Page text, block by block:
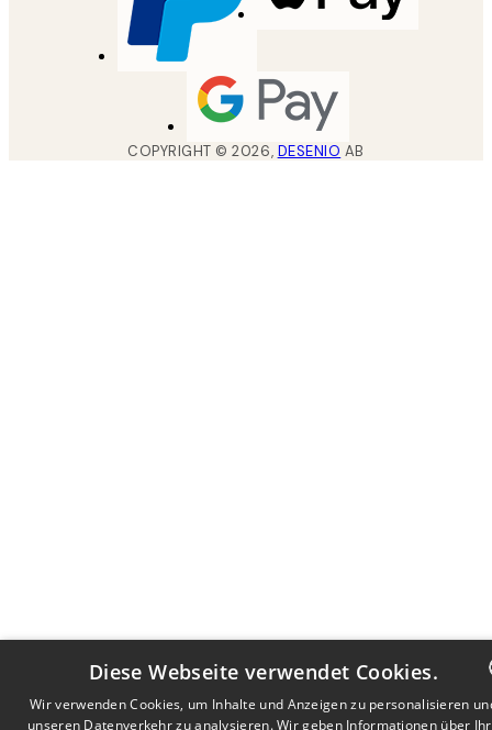
COPYRIGHT ©2026, DESENIO AB
DUTCH
Diese Webseite verwendet Cookies.
Wir verwenden Cookies, um Inhalte und Anzeigen zu personalisieren
unseren Datenverkehr zu analysieren. Wir geben Informationen über